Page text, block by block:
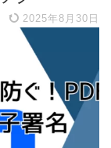
2025年8月30日